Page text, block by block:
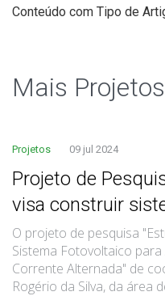
Conteúdo com Tipo de
Mais Projetos
Projetos 09 jul 2024
Projeto de
visa construir
O projeto de pesquisa
Sistema Fotovoltaico
Corrente Alternada" de
Rogério da Silva, da área